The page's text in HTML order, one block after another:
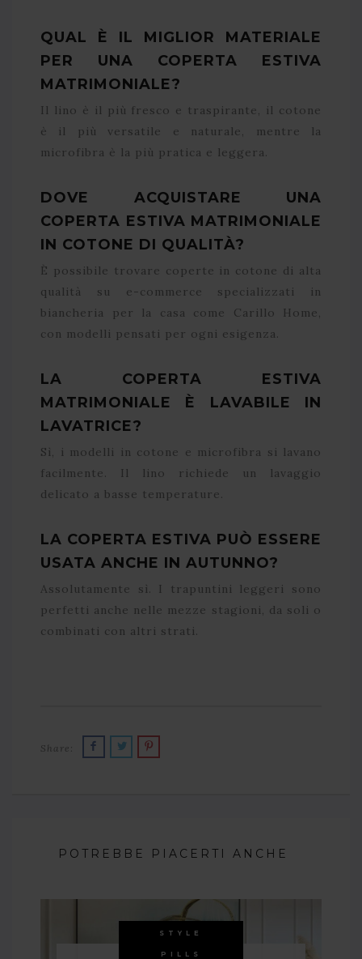
QUAL È IL MIGLIOR MATERIALE
PER UNA COPERTA ESTIVA
MATRIMONIALE?
Il lino è il più fresco e traspirante, il cotone
è il più versatile e naturale, mentre la
microfibra è la più pratica e leggera.
DOVE ACQUISTARE UNA
COPERTA ESTIVA MATRIMONIALE
IN COTONE DI QUALITÀ?
È possibile trovare coperte in cotone di alta
qualità su e-commerce specializzati in
biancheria per la casa come Carillo Home,
con modelli pensati per ogni esigenza.
LA COPERTA ESTIVA
MATRIMONIALE È LAVABILE IN
LAVATRICE?
Sì, i modelli in cotone e microfibra si lavano
facilmente. Il lino richiede un lavaggio
delicato a basse temperature.
LA COPERTA ESTIVA PUÒ ESSERE
USATA ANCHE IN AUTUNNO?
Assolutamente sì. I trapuntini leggeri sono
perfetti anche nelle mezze stagioni, da soli o
combinati con altri strati.
Share:
POTREBBE PIACERTI ANCHE
STYLE
PILLS